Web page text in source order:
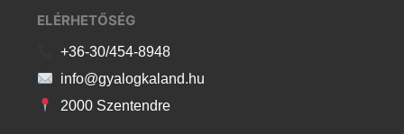
ELÉRHETŐSÉG
+36-30/454-8948
info@gyalogkaland.hu
2000 Szentendre